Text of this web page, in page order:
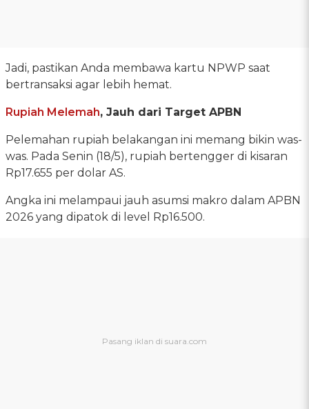
Jadi, pastikan Anda membawa kartu NPWP saat
bertransaksi agar lebih hemat.
Rupiah Melemah, Jauh dari Target APBN
Pelemahan rupiah belakangan ini memang bikin was-
was. Pada Senin (18/5), rupiah bertengger di kisaran
Rp17.655 per dolar AS.
Angka ini melampaui jauh asumsi makro dalam APBN
2026 yang dipatok di level Rp16.500.